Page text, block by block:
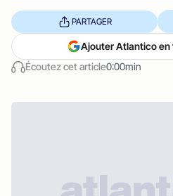
Écoutez cet article0:00min
PARTAGER
Ajouter Atlantico en